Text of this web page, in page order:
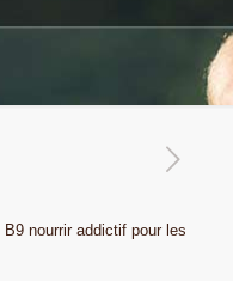
nourrir addictif pour les